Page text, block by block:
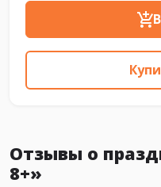
Отзывы о
8+»